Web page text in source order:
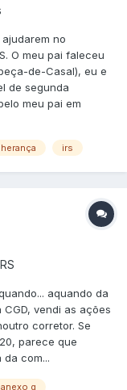
no
O meu pai faleceu
de-Casal), eu e
de segunda
meu pai em
herança irs
aquando da
vendi as ações
corretor. Se
parece que
com...
anexo g